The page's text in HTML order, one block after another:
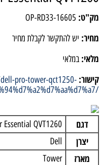
OP-RD33-16605
יש להתקשר לקבלת מחיר
במלאי
dell-pro-tower-qct1250-
דגם Essential QVT1260
יצרן Dell
מארז Tower